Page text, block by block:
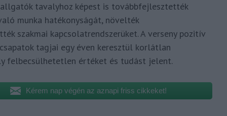
tavalyhoz képest is továbbfejlesztették
munka hatékonyságát, növelték
szakmai kapcsolatrendszerüket. A verseny pozitív
tagjai egy éven keresztül korlátlan
felbecsülhetetlen értéket és tudást jelent.
Kérem nap végén az aznapi friss cikkeket!